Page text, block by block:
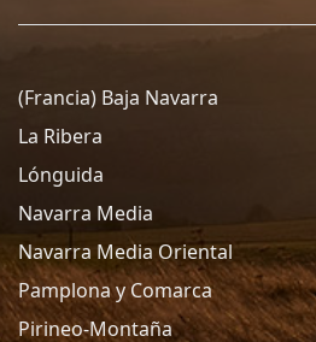
(Francia) Baja Navarra
La Ribera
Lónguida
Navarra Media
Navarra Media Oriental
Pamplona y Comarca
Pirineo-Montaña